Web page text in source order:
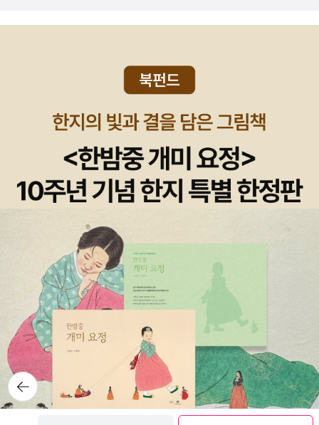
때문에 읽으면 좋아요.)'과 '엑스맨 다크 피닉스(스크럴등 우주에 존
니다. 코스믹 유니버스 이벤트 경우에는 어벤져스 이벤트와 엮이는
경우가 없어서 지구의 슈퍼 히어로에 매료되어있다면 건너 뛰어도 좋
레이션'은 매우 좋은 마블 코믹스가 아닐수가 없습니다. '어나일레이
션'은 3권이 출간되었어요. 각권마다 등장하는 인물이 다른데, 그들을
중심으로 네거티븐존의 악당 어나일레이션과 맞붙게 됩니다. 그런데
재미있는것은 우주의 싸움에 꼭 지구인을 끌어들인다는거죠. 아무래
도 우주의 이야기를 다루었지만, 지구인이 배제되면 왠지 소외 받는
느낌이 드나봅니다. 지구가 '초인 등록법'으로 시끄러울때, 우주에서
는 네거티브존(아이러니하게도 이곳에 히어로들의 감옥을 세운곳이
지요.)의 악당으로 인해 우주의 존망이 걸렸으니, '시빌워'가 '어나일
레이션'의 사이즈에 비할게 못됩니다. 만약 그들이 우주에서 일어난
일들을 알았더라면 '시빌워'를 종식 시켰을지도....^^ 암튼, 다양항 외
계종족과 방대한 우주를 경험하고 싶다면 '어나일레이션' 시리즈 추천
드립니다. 다음 시리즈도 무척 궁금해지네요. 에드 맥기네
스 그림, 조 켈리 글, 양승준 옮김 / 시공사(만화) / 2016년 우리가 읽
고 있는 마블 코믹스나 DC 코믹스는 약 20페이지 분량의 이슈를 4~
6편씩 묶어서 한권에 출간한 단행본이예요. 미국에서는 단행본보다
이슈가 소장 가치가 높다고 하지만 국내에 이슈를 출간한다는것 자체
다. 다시 읽으면 처음엔 몰랐던 외계종족들이 이제는 눈에 들어올것
이야기는 단행본으로 출간하는 기준이 어떤건지 궁금해지네요. 데
드풀이 스파이더맨하고만 노는줄 알았더니, 이번에는 타노슈와 함께
종횡무진하네요. 타노스를 처음 읽었을때, 악당인데도 참 매력적이
다 생각했었는데, 이렇게 주목봤는 캐릭터가 될줄은... 역시 영화가 흥
해야 캐릭터들이 더 살아나는것 같습니다. 엑스맨의 시작. 표지 무
알았습니다. 마블 히어로즈 시리즈보다 개인적으로 엑스맨 시리즈가
더 재미있는것 같아요. 울버린 (읽은후) : 울버린에 관한 두가지
이야기. 그림 작가와 스토리 작가가 다르기 때문에 두 작품이 연관이
없는듯 하지만 나름 울버린을 이해하는데 좋았어요. 개인적으로는 울
버린 웨폰 X쪽이 더 좋았습니다. '로건' 파트는 영화로 먼저 만났는데,
기존의 울버린과 다른듯. 데어데빌 (읽은후) : 영화를 봤던 기억을
소환해보았지만, 영화보다 만화가 더 좋았던것 같네요. 엑스맨 뮤
턴트 제네시스 (읽은후) 마블 코믹스에 여러 캐릭터들이 많이 나오다
보니, 엑스맨은 어벤져스와 다른 계보로 진행됩니다. 개인적으로 슈
퍼 히어로보다는 엑스맨이 더 재미있는것 같아요. 안타까운것은 엑스
뒤로가
기